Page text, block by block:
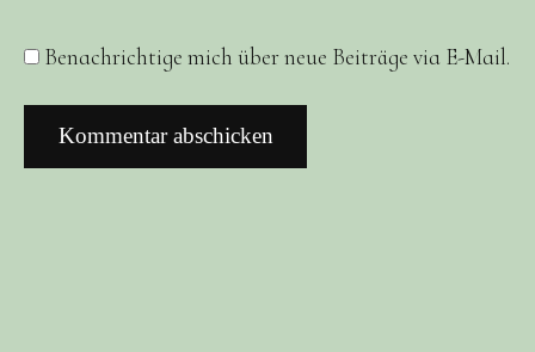
Benachrichtige mich über neue Beiträge via E-Mail.